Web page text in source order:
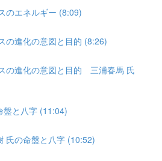
のエネルギー (8:09)
の進化の意図と目的 (8:26)
の進化の意図と目的 三浦春馬 氏
盤と八字 (11:04)
氏の命盤と八字 (10:52)